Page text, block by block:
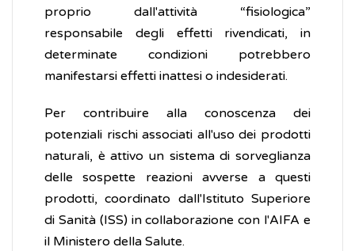
proprio dall'attività “fisiologica”
responsabile degli effetti rivendicati, in
determinate condizioni potrebbero
manifestarsi effetti inattesi o indesiderati.
Per contribuire alla conoscenza dei
potenziali rischi associati all'uso dei prodotti
naturali, è attivo un sistema di sorveglianza
delle sospette reazioni avverse a questi
prodotti, coordinato dall'Istituto Superiore
di Sanità (ISS) in collaborazione con l'AIFA e
il Ministero della Salute.